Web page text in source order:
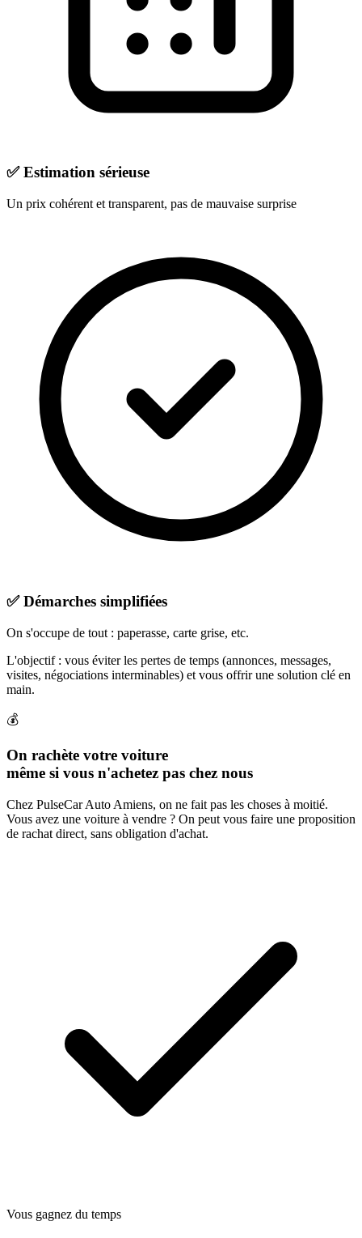
✅Estimation sérieuse
Un prix cohérent et transparent, pas de mauvaise surprise
✅Démarches simplifiées
On s'occupe de tout : paperasse, carte grise, etc.
L'objectif : vous éviter les pertes de temps (annonces, messages,
visites, négociations interminables) et vous offrir une solution clé en
main.
💰
On rachète votre voiture
même si vous n'achetez pas chez nous
Chez PulseCar Auto Amiens, on ne fait pas les choses à moitié.
Vous avez une voiture à vendre ? On peut vous faire une proposition
de rachat direct, sans obligation d'achat.
Vous gagnez du temps